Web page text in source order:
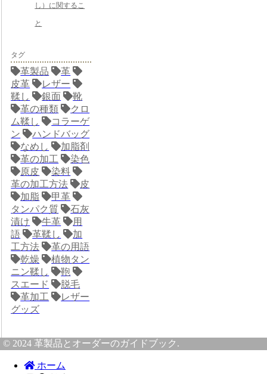
し）に関するこ
と
タグ
革製品
革
皮革
レザー
鞣し
銀面
靴
革の種類
クロ
ム鞣し
コラーゲ
ン
ハンドバッグ
なめし
加脂剤
革の加工
染色
原皮
染料
革の加工方法
皮
加脂
甲革
タンパク質
石灰
漬け
牛革
用
語
革鞣し
加
工方法
革の用語
乾燥
植物タン
ニン鞣し
鞄
スエード
脱毛
革加工
レザー
グッズ
© 2024 革製品とオーダーのガイドブック.
ホーム